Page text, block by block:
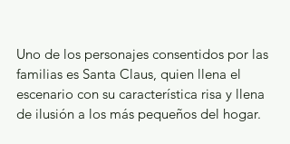
Uno de los personajes consentidos por las
familias es Santa Claus, quien llena el
escenario con su característica risa y llena
de ilusión a los más pequeños del hogar.